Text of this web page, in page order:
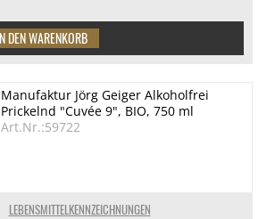
LEBENSMITTELKENNZEICHNUNGEN
Manufaktur Jörg Geiger Alkoholfrei
Prickelnd "Cuvée 9", BIO, 750 ml
Art.Nr.:59722